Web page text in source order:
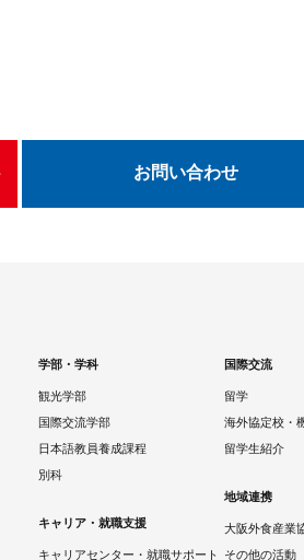
お問い合わせ
学部・学科
観光学部
国際交流学部
日本語教員養成課程
別科
キャリア・就職支援
キャリアセンター・就職サポート
国際交流
留学
海外協定校・
留学生紹介
地域連携
大阪外食産業
その他の活動